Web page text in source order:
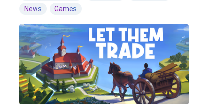
News
Games